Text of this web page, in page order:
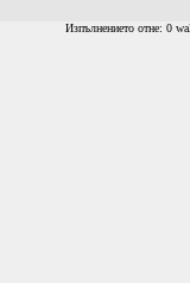
Изпълнението отне: 0